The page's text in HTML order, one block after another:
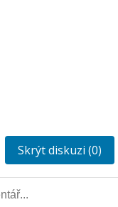
Skrýt diskuzi (0)